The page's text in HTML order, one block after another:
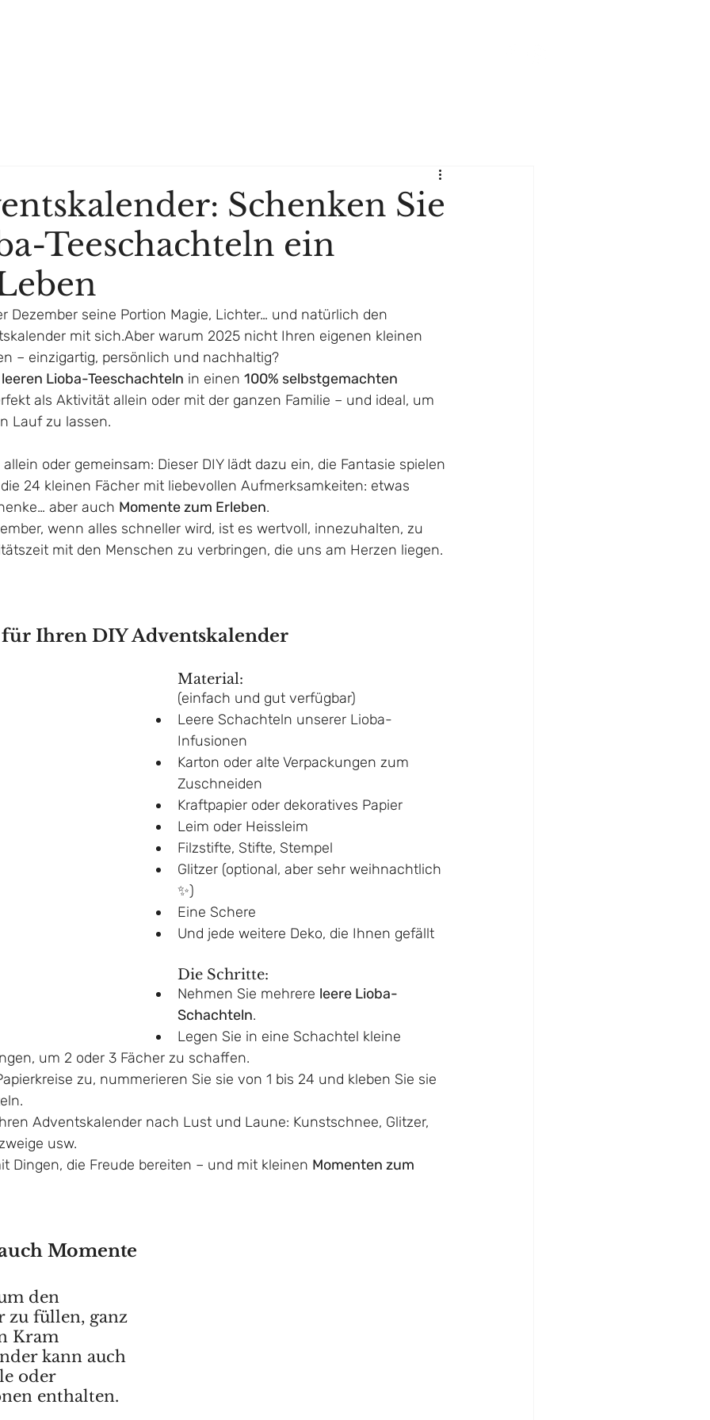
Schenken Sie
Teeschachteln ein
Dezember seine Portion Magie, Lichter… und natürlich den
mit sich.Aber warum 2025 nicht Ihren eigenen kleinen
– einzigartig, persönlich und nachhaltig?
leeren Lioba-Teeschachteln in einen 100% selbstgemachten
als Aktivität allein oder mit der ganzen Familie – und ideal, um
Lauf zu lassen.
oder gemeinsam: Dieser DIY lädt dazu ein, die Fantasie spielen
24 kleinen Fächer mit liebevollen Aufmerksamkeiten: etwas
aber auch Momente zum Erleben.
wenn alles schneller wird, ist es wertvoll, innezuhalten, zu
mit den Menschen zu verbringen, die uns am Herzen liegen.
Ihren DIY Adventskalender
Material:
(einfach und gut verfügbar)
Leere Schachteln unserer Lioba-
Infusionen
Karton oder alte Verpackungen zum
Zuschneiden
Kraftpapier oder dekoratives Papier
Leim oder Heissleim
Filzstifte, Stifte, Stempel
Glitzer (optional, aber sehr weihnachtlich
✨)
Eine Schere
Und jede weitere Deko, die Ihnen gefällt
Die Schritte:
Nehmen Sie mehrere leere Lioba-
Schachteln.
Legen Sie in eine Schachtel kleine
um 2 oder 3 Fächer zu schaffen.
zu, nummerieren Sie sie von 1 bis 24 und kleben Sie sie
Adventskalender nach Lust und Laune: Kunstschnee, Glitzer,
usw.
Dingen, die Freude bereiten – und mit kleinen Momenten zum
Momente
den
zu füllen, ganz
Kram
kann auch
oder
enthalten.